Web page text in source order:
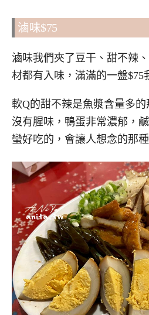
滷味$75
滷味我們夾了豆干、甜不辣
材都有入味，滿滿的一盤$75
軟Q的甜不辣是魚漿含量多
沒有腥味，鴨蛋非常濃郁，
蠻好吃的，會讓人想念的那種